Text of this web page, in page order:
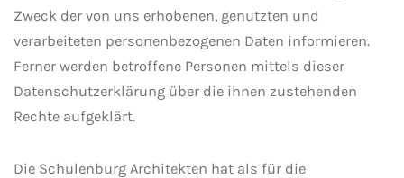
Zweck der von uns erhobenen, genutzten und
verarbeiteten personenbezogenen Daten informieren.
Ferner werden betroffene Personen mittels dieser
Datenschutzerklärung über die ihnen zustehenden
Rechte aufgeklärt.
Die Schulenburg Architekten hat als für die